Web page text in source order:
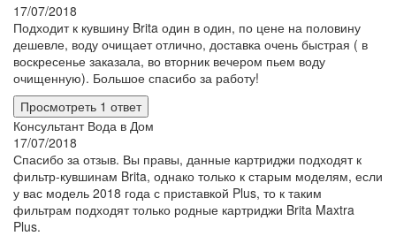
17/07/2018
Подходит к кувшину Brita один в один, по цене на половину
дешевле, воду очищает отлично, доставка очень быстрая ( в
воскресенье заказала, во вторник вечером пьем воду
очищенную). Большое спасибо за работу!
Просмотреть 1 ответ
Консультант Вода в Дом
17/07/2018
Спасибо за отзыв. Вы правы, данные картриджи подходят к
фильтр-кувшинам Brita, однако только к старым моделям, если
у вас модель 2018 года с приставкой Plus, то к таким
фильтрам подходят только родные картриджи Brita Maxtra
Plus.